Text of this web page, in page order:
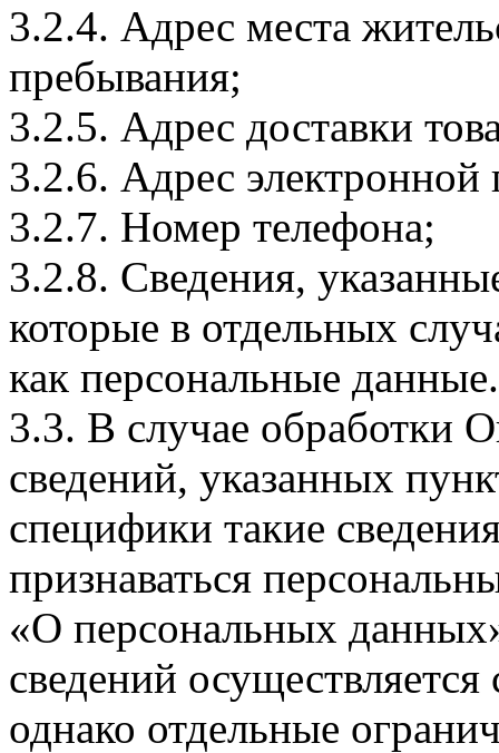
3.2.4. Адрес места
пребывания;
3.2.5. Адрес доставки
3.2.6. Адрес электронной
3.2.7. Номер телефона;
3.2.8. Сведения,
которые в отдельных
как персональные данные.
3.3. В случае обработки
сведений, указанных
специфики такие
признаваться
«О персональных
сведений
однако отдельные